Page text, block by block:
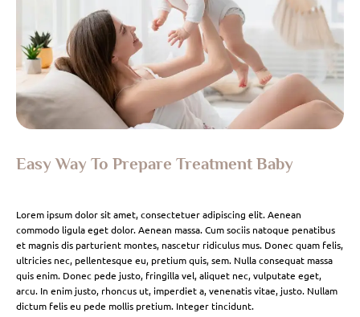
Easy Way To Prepare Treatment Baby
Lorem ipsum dolor sit amet, consectetuer adipiscing elit. Aenean
commodo ligula eget dolor. Aenean massa. Cum sociis natoque penatibus
et magnis dis parturient montes, nascetur ridiculus mus. Donec quam felis,
ultricies nec, pellentesque eu, pretium quis, sem. Nulla consequat massa
quis enim. Donec pede justo, fringilla vel, aliquet nec, vulputate eget,
arcu. In enim justo, rhoncus ut, imperdiet a, venenatis vitae, justo. Nullam
dictum felis eu pede mollis pretium. Integer tincidunt.